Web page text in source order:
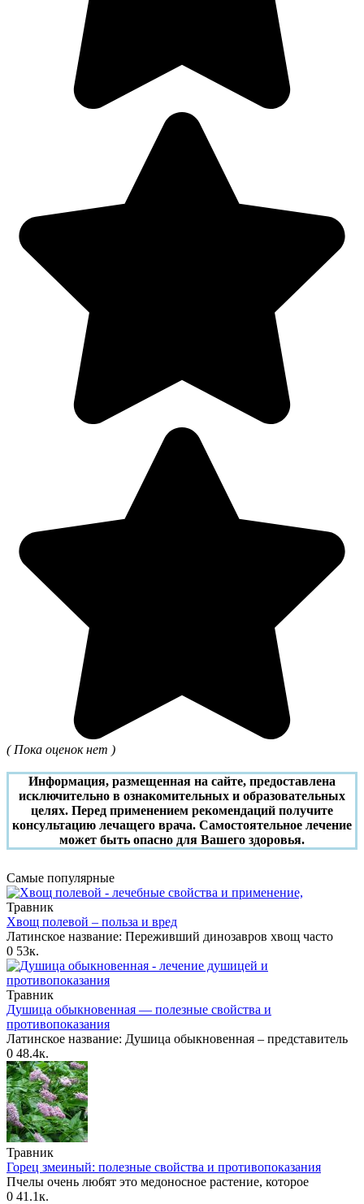
( Пока оценок нет )
Информация, размещенная на сайте, предоставлена
исключительно в ознакомительных и образовательных
целях. Перед применением рекомендаций получите
консультацию лечащего врача. Самостоятельное лечение
может быть опасно для Вашего здоровья.
Самые популярные
Травник
Хвощ полевой – польза и вред
Латинское название: Переживший динозавров хвощ часто
0 53к.
Травник
Душица обыкновенная — полезные свойства и
противопоказания
Латинское название: Душица обыкновенная – представитель
0 48.4к.
Травник
Горец змеиный: полезные свойства и противопоказания
Пчелы очень любят это медоносное растение, которое
0 41.1к.